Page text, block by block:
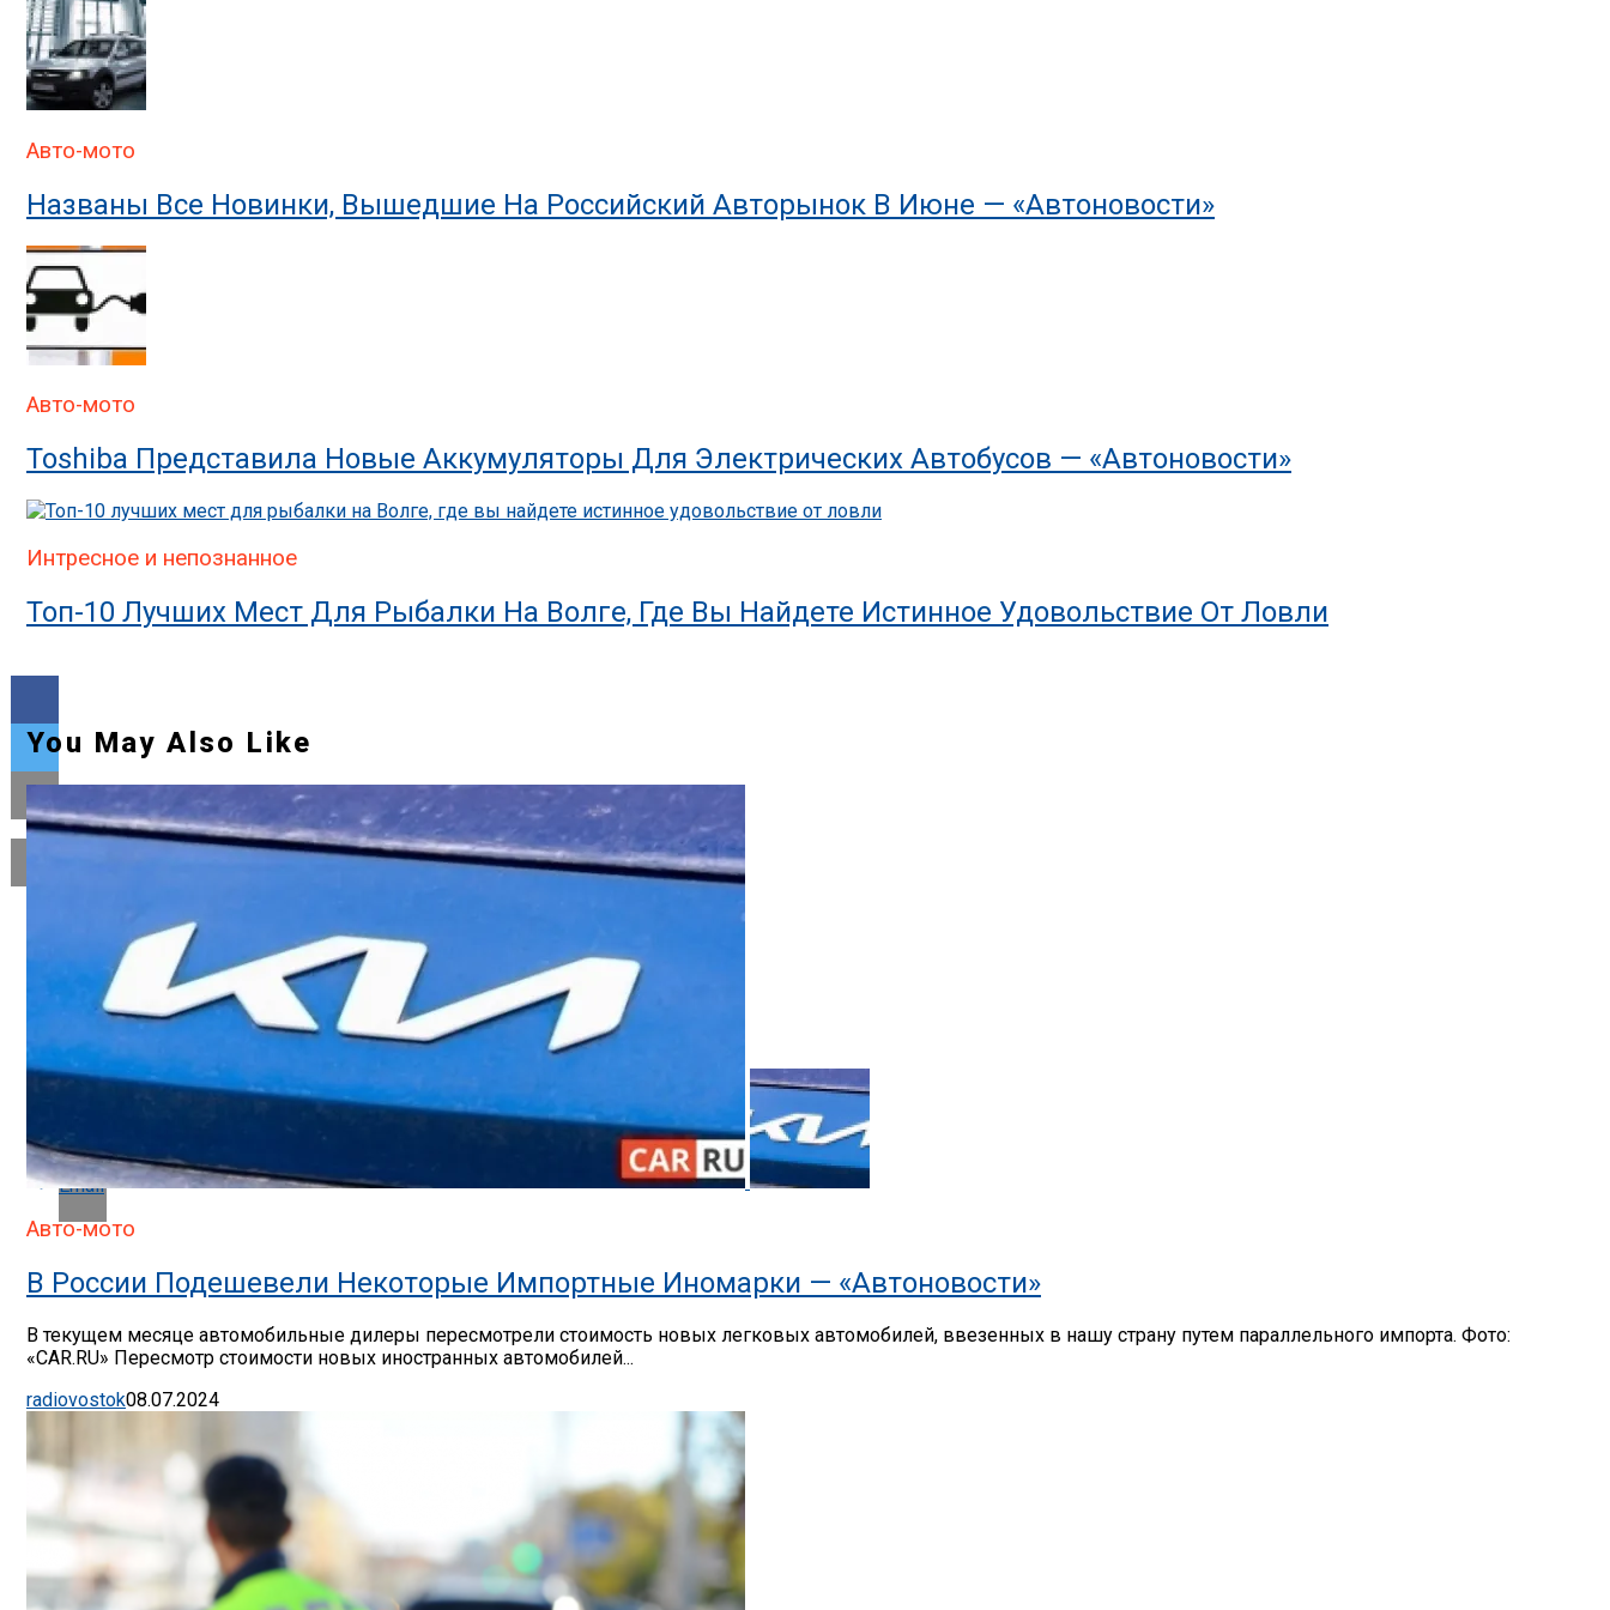
Авто-мото
Названы Все Новинки, Вышедшие На Российский Авторынок В Июне — «Автоновости»
Авто-мото
Toshiba Представила Новые Аккумуляторы Для Электрических Автобусов — «Автоновости»
Интресное и непознанное
Топ-10 Лучших Мест Для Рыбалки На Волге, Где Вы Найдете Истинное Удовольствие От Ловли
Pinterest
Whatsapp
Email
You May Also Like
Авто-мото
В России Подешевели Некоторые Импортные Иномарки — «Автоновости»
В текущем месяце автомобильные дилеры пересмотрели стоимость новых легковых автомобилей, ввезенных в нашу страну путем параллельного импорта. Фото:
«CAR.RU» Пересмотр стоимости новых иностранных автомобилей...
radiovostok08.07.2024